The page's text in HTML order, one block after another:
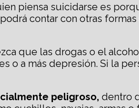
piensa suicidarse es
contar con otras
que las drogas o el
a más depresión. Si la
peligroso, dentro